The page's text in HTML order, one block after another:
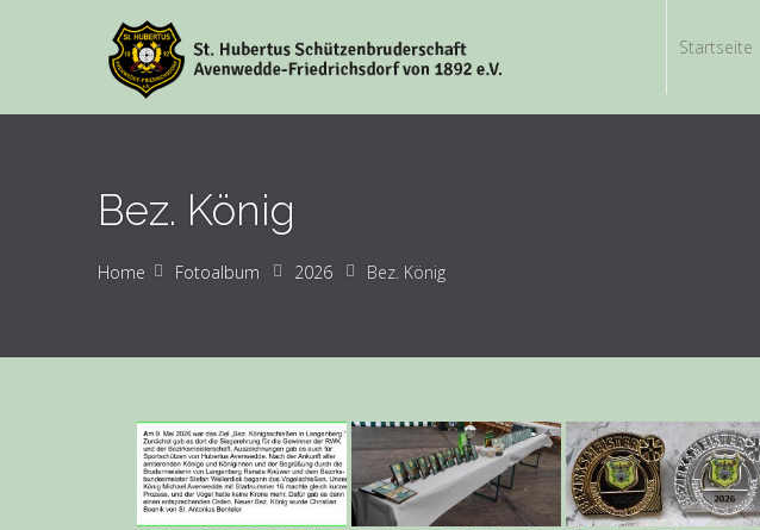
Startseite
Bez. König
Home Fotoalbum 2026 Bez. König